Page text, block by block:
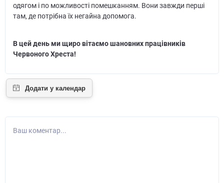
одягом і по можливості помешканням. Вони завжди перші
там, де потрібна їх негайна допомога.
В цей день ми щиро вітаємо шановних працівників
Червоного Хреста!
Ваш коментар...